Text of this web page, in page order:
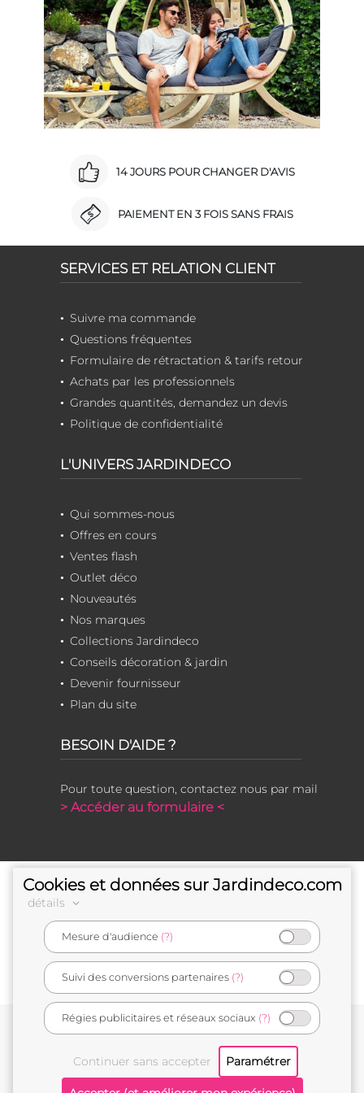
14 JOURS POUR CHANGER D'AVIS
PAIEMENT EN 3 FOIS SANS FRAIS
SERVICES ET RELATION CLIENT
Suivre ma commande
Questions fréquentes
Formulaire de rétractation & tarifs retour
Achats par les professionnels
Grandes quantités, demandez un devis
Politique de confidentialité
L'UNIVERS JARDINDECO
Qui sommes-nous
Offres en cours
Ventes flash
Outlet déco
Nouveautés
Nos marques
Collections Jardindeco
Conseils décoration & jardin
Devenir fournisseur
Plan du site
BESOIN D'AIDE ?
Pour toute question, contactez nous par mail
> Accéder au formulaire <
e-commerçant français
Cookies et données sur Jardindeco.com
détails
Mesure d'audience (?)
Suivi des conversions partenaires (?)
Régies publicitaires et réseaux sociaux (?)